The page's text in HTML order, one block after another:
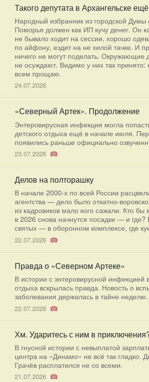
Такого депутата в Архангельске
Народный избранник из городской Думы
Поморья должен как ИП кучу денег. Он
не бывало ходит на сессии, хорошо
по айфону, ездит на не хилой тачке. И
ничего не могут поделать. Окружающие
не осуждают. Видимо у них так
всем прощаю.
24.07.2026
«Северный Артек». Продолжение
Энтеровирусная инфекция могла
детского отдыха ещё в начале июля.
появились раньше официально
23.07.2026
Делов на полторашку
В начале 2000-х по всей России
агентства — дело было откатно-
из кадровиков мало кого сажали. Кто бы
в 2026 снова начнутся посадки — и где?
святых — в оборонном комплексе, где
22.07.2026
Правда о «Северном Артеке»
В истории с энтеровирусной инфекцией
отдыха вскрылась правда. Новость о
заболевания держалась в тайне неделю.
22.07.2026
Хм. Ударитесь с ним в
В гнусной истории с невыплатой
центра на «Динамо» не всё так гладко.
Грачёв расплатился не со всеми.
21.07.2026